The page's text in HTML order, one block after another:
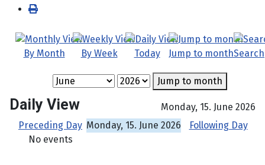
By Month By Week Today Jump to monthSearch
Jump to month
Daily View
Monday, 15. June 2026
Preceding Day Monday, 15. June 2026
Following Day
No events